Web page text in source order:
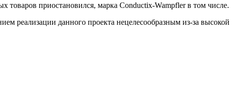
приостановился, марка Conductix-Wampfler в том числе.
реализации данного проекта нецелесообразным из-за высокой